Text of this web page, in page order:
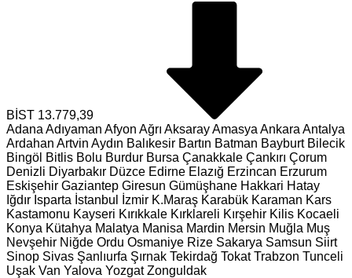
BİST 13.779,39
Adana Adıyaman Afyon Ağrı AksarayAmasya Ankara Antalya
Ardahan Artvin Aydın Balıkesir Bartın Batman Bayburt Bilecik
Bingöl Bitlis Bolu Burdur Bursa Çanakkale Çankırı Çorum
Denizli Diyarbakır Düzce Edirne Elazığ Erzincan Erzurum
Eskişehir Gaziantep Giresun Gümüşhane Hakkari Hatay
Iğdır Isparta İstanbul İzmir K.Maraş Karabük Karaman Kars
Kastamonu Kayseri Kırıkkale Kırklareli Kırşehir Kilis Kocaeli
Konya Kütahya Malatya Manisa Mardin Mersin Muğla Muş
Nevşehir Niğde Ordu Osmaniye Rize Sakarya Samsun Siirt
Sinop Sivas Şanlıurfa Şırnak Tekirdağ Tokat Trabzon Tunceli
Uşak Van Yalova Yozgat Zonguldak